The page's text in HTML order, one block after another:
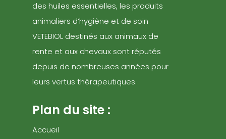
des huiles essentielles, les produits
animaliers d’hygiène et de soin
VETEBIOL destinés aux animaux de
rente et aux chevaux sont réputés
depuis de nombreuses années pour
leurs vertus thérapeutiques.
Plan du site :
Accueil